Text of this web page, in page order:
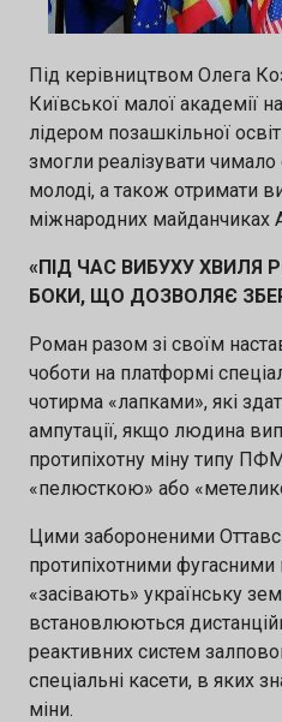
підтримку Напрями
інтелект 🔹
Кінцевий термін
серпня 2026 👉 Подати
https://forms.gle/
Під керівництвом Олега
Київської малої академії
лідером позашкільної
змогли реалізувати чимало
молоді, а також отримати
міжнародних майданчиках
«ПІД ЧАС ВИБУХУ ХВИЛЯ
БОКИ, ЩО ДОЗВОЛЯЄ
Роман разом зі своїм
чоботи на платформі
чотирма «лапками», які
ампутації, якщо людина
протипіхотну міну типу
«пелюсткою» або
Цими забороненими
протипіхотними
«засівають» українську
встановлюються
реактивних систем
спеціальні касети, в яких
міни.